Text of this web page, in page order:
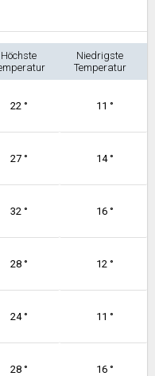
Höchste
Niedrigste
Temperatur
22 ° 11 °
27 ° 14 °
32 ° 16 °
28 ° 12 °
24 ° 11 °
28 ° 16 °